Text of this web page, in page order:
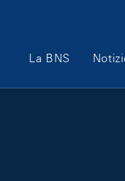
Main Navigation
La BNS